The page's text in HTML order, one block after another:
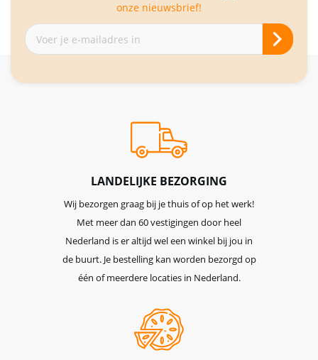
onze nieuwsbrief!
Abonneer
je
LANDELIJKE BEZORGING
Wij bezorgen graag bij je thuis of op het werk!
Met meer dan 60 vestigingen door heel
Nederland is er altijd wel een winkel bij jou in
de buurt. Je bestelling kan worden bezorgd op
één of meerdere locaties in Nederland.